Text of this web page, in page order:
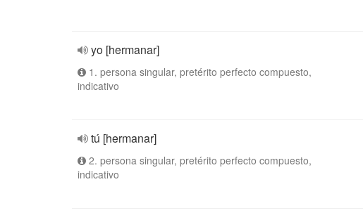
yo [hermanar]
1. persona singular, pretérito perfecto compuesto,
indicativo
tú [hermanar]
2. persona singular, pretérito perfecto compuesto,
indicativo